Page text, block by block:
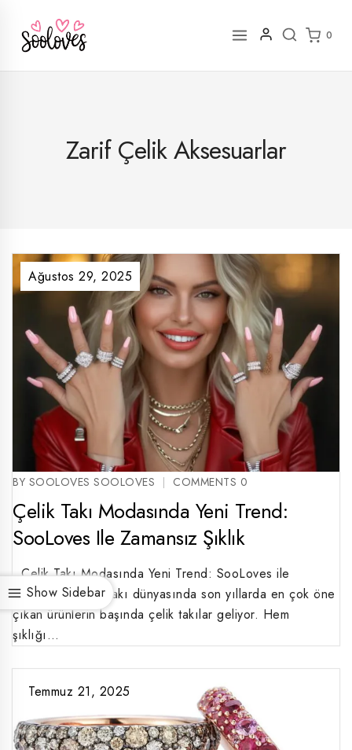
0
Show Sidebar
Zarif Çelik Aksesuarlar
BY SOOLOVES SOOLOVES
Ağustos 29, 2025
COMMENTS 0
Çelik Takı Modasında Yeni Trend:
SooLoves Ile Zamansız Şıklık
Çelik Takı Modasında Yeni Trend: SooLoves ile
Zamansız Şıklık Takı dünyasında son yıllarda en çok öne
çıkan ürünlerin başında çelik takılar geliyor. Hem
şıklığı…
Temmuz 21, 2025